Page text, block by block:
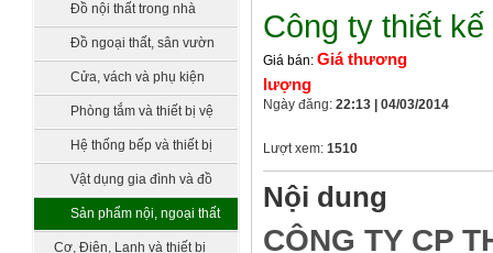
Đồ nội thất trong nhà
Đồ ngoại thất, sân vườn
Cửa, vách và phụ kiện
Phòng tắm và thiết bị vệ
Hệ thống bếp và thiết bị
Vật dụng gia đình và đồ
làm vườnSản phẩm nội, ngoại thất
khácCơ, Điện, Lạnh và thiết bị
Công ty thiết
Giá bán: Giá thương
lượng
Ngày đăng: 22:13 | 04/03/2014
Lượt xem: 1510
Nội dung
CÔNG TY CP